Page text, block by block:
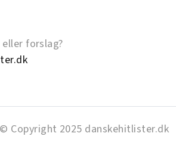
forslag?
© Copyright 2025 danskehitlister.dk